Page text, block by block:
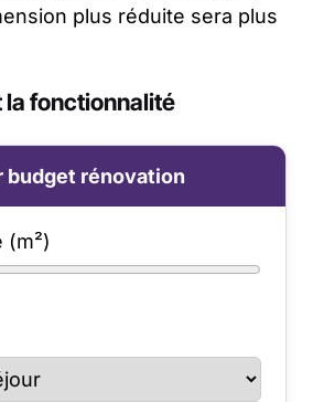
plus réduite sera plus
la fonctionnalité
budget rénovation
(m²)